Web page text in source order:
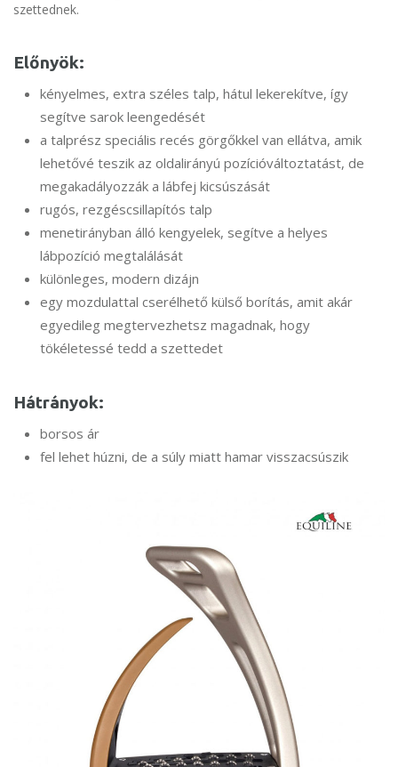
szettednek.
Előnyök:
kényelmes, extra széles talp, hátul lekerekítve, így
segítve sarok leengedését
a talprész speciális recés görgőkkel van ellátva, amik
lehetővé teszik az oldalirányú pozícióváltoztatást, de
megakadályozzák a lábfej kicsúszását
rugós, rezgéscsillapítós talp
menetirányban álló kengyelek, segítve a helyes
lábpozíció megtalálását
különleges, modern dizájn
egy mozdulattal cserélhető külső borítás, amit akár
egyedileg megtervezhetsz magadnak, hogy
tökéletessé tedd a szettedet
Hátrányok:
borsos ár
fel lehet húzni, de a súly miatt hamar visszacsúszik